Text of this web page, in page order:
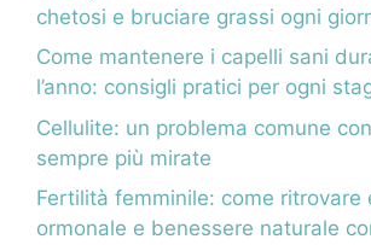
chetosi e bruciare grassi ogni
Come mantenere i capelli sani
l’anno: consigli pratici per ogni
Cellulite: un problema comune
sempre più mirate
Fertilità femminile: come ritrovare
ormonale e benessere naturale